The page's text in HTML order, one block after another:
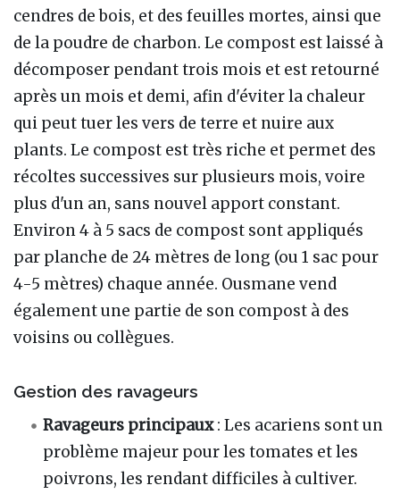
cendres de bois, et des feuilles mortes, ainsi que
de la poudre de charbon. Le compost est laissé à
décomposer pendant trois mois et est retourné
après un mois et demi, afin d'éviter la chaleur
qui peut tuer les vers de terre et nuire aux
plants. Le compost est très riche et permet des
récoltes successives sur plusieurs mois, voire
plus d'un an, sans nouvel apport constant.
Environ 4 à 5 sacs de compost sont appliqués
par planche de 24 mètres de long (ou 1 sac pour
4-5 mètres) chaque année. Ousmane vend
également une partie de son compost à des
voisins ou collègues.
Gestion des ravageurs
Ravageurs principaux: Les acariens sont un
problème majeur pour les tomates et les
poivrons, les rendant difficiles à cultiver.